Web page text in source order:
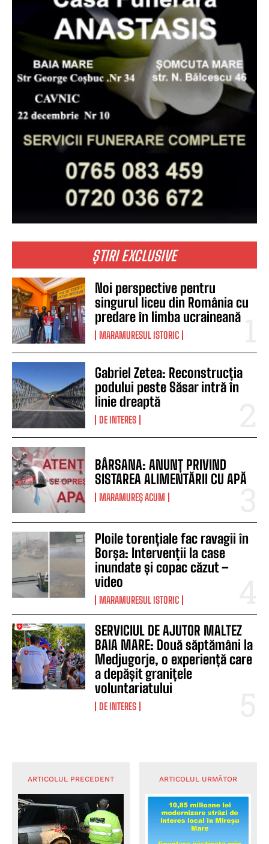
ȘTIRI EXCLUSIVE
Noi perspective pentru
singurul liceu din România cu
predare în limba ucraineană
MARAMURESUL ISTORIC
Gabriel Zetea: Reconstrucția
podului peste Săsar intră în
linie dreaptă
DE INTERES
BÂRSANA: ANUNȚ PRIVIND
SISTAREA ALIMENTĂRII CU APĂ
MARAMUREȘ ACUM
Ploile torențiale fac ravagii în
Borșa: Intervenții la case
inundate și copac căzut –
video
MARAMURESUL ISTORIC
SERVICIUL DE AJUTOR MALTEZ
BAIA MARE: Două săptămâni la
Medjugorje, o experiență care
a depășit granițele
voluntariatului
DE INTERES
ARTICOLUL PRECEDENT ARTICOLUL URMĂTOR